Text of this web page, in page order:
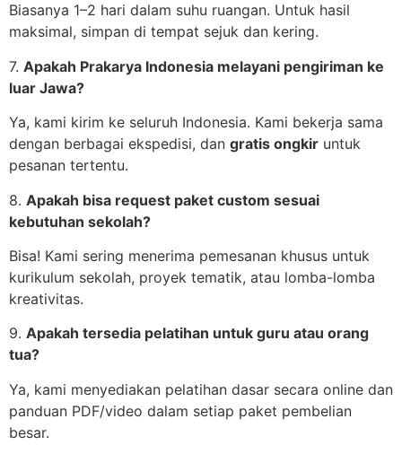
Biasanya 1–2 hari dalam suhu ruangan. Untuk hasil
maksimal, simpan di tempat sejuk dan kering.
7. Apakah Prakarya Indonesia melayani pengiriman ke
luar Jawa?
Ya, kami kirim ke seluruh Indonesia. Kami bekerja sama
dengan berbagai ekspedisi, dan gratis ongkir untuk
pesanan tertentu.
8. Apakah bisa request paket custom sesuai
kebutuhan sekolah?
Bisa! Kami sering menerima pemesanan khusus untuk
kurikulum sekolah, proyek tematik, atau lomba-lomba
kreativitas.
9. Apakah tersedia pelatihan untuk guru atau orang
tua?
Ya, kami menyediakan pelatihan dasar secara online dan
panduan PDF/video dalam setiap paket pembelian
besar.